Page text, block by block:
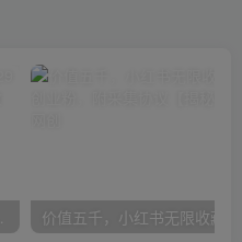
搭建教程)